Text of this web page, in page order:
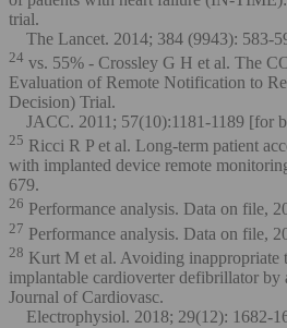
trial.
The Lancet. 2014; 384 (9943): 583-
24 vs. 55% - Crossley G H et al. The
Evaluation of Remote Notification to
Decision) Trial.
JACC. 2011; 57(10):1181-1189 [for
25 Ricci R P et al. Long-term patient
with implanted device remote
679.
26 Performance analysis. Data on file,
27 Performance analysis. Data on file,
28 Kurt M et al. Avoiding inappropriate
implantable cardioverter defibrillator by
Journal of Cardiovasc.
Electrophysiol. 2018; 29(12): 1682-